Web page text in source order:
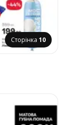
Сторінка 10